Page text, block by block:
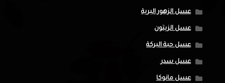
عسل الزهور البرية
عسل الزيتون
عسل حبة البركة
عسل سدر
عسل مانوكا